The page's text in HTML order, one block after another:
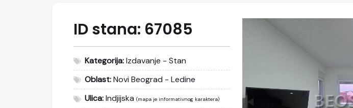
ID stana: 67085
Kategorija:Izdavanje - Stan
Oblast:Novi Beograd - Ledine
Ulica:Indjijska (mapa je informativnog karaktera)